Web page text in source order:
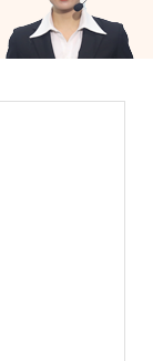
测仪 > ADT800W-